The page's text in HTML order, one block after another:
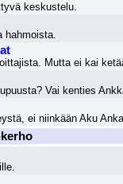
keskustelu.
hahmoista.
Mutta ei kai
Vai kenties
ei niinkään Aku